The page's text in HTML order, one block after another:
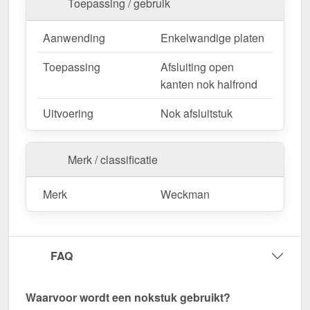
Duurzaam, weerbestendig, op maat gemaakt - bestel
nu en profiteer van een snelle levering!
Toepassing / gebruik
Aanwending
Enkelwandige platen
Toepassing
Afsluiting open
kanten nok halfrond
Uitvoering
Nok afsluitstuk
Merk / classificatie
Merk Weckman
FAQ
Waarvoor wordt een nokstuk gebruikt?